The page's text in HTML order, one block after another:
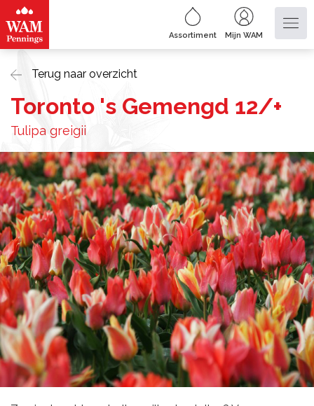
Assortiment Mijn WAM
Terug naar overzicht
Toronto 's Gemengd 12/+
Tulipa greigii